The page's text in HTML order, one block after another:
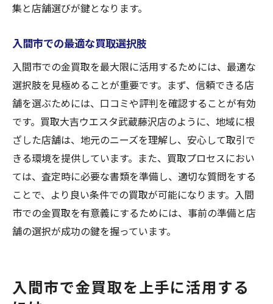
集と店舗選びが鍵となります。
入間市での最適な買取選択肢
入間市での金買取を最大限に活用するためには、最適な
選択肢を見極めることが重要です。まず、信頼できる店
舗を選ぶためには、口コミや評判を確認することが有効
です。買取大吉ウエスタ武蔵藤沢店のように、地域に根
ざした店舗は、地元のニーズを理解し、安心して取引で
きる環境を提供しています。また、買取プロセスにおい
ては、査定時に必要な書類を準備し、適切な質問をする
ことで、より良い条件での買取が可能になります。入間
市での金買取を有意義にするためには、事前の準備と店
舗の選択が成功の鍵を握っています。
入間市で金買取を上手に活用する